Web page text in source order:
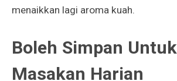
menaikkan lagi aroma kuah.
Boleh Simpan Untuk
Masakan Harian